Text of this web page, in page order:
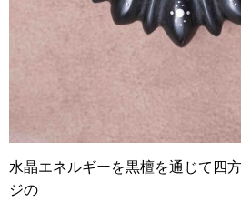
水晶エネルギーを黒檀を通じて四
ジの